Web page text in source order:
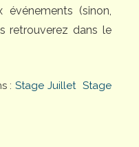
événements (sinon,
retrouverez dans le
:Stage Juillet Stage